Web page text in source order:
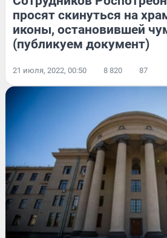
просят скинуться на
иконы, остановившей
(публикуем документ)
21 июля, 2022, 00:50 8 820 87